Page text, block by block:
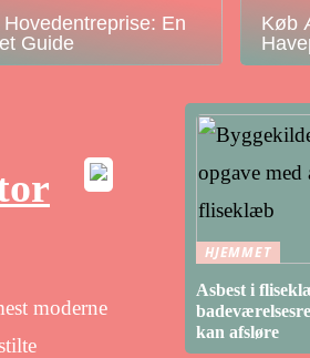
En
Guide
Køb
moderne
HJEMMET
Asbest i
kan afsløre